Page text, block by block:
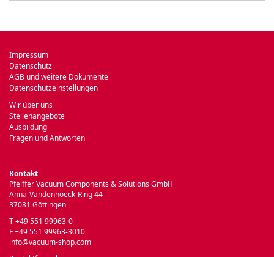
Impressum
Datenschutz
AGB und weitere Dokumente
Datenschutzeinstellungen
Wir über uns
Stellenangebote
Ausbildung
Fragen und Antworten
Kontakt
Pfeiffer Vacuum Components & Solutions GmbH
Anna-Vandenhoeck-Ring 44
37081 Göttingen
T +49 551 99963-0
F +49 551 99963-3010
info@vacuum-shop.com